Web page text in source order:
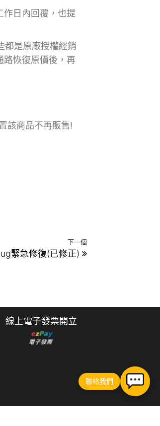
作日內回覆，也提
都是原廠授權經銷
路恢復原價後，再
該商品不再販售!
下一個
緊急修復(已修正)
線上電子發票開立
聯絡我們